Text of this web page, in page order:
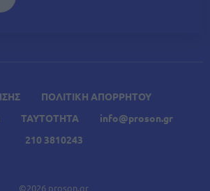
ΠΟΛΙΤΙΚΗ ΑΠΟΡΡΗΤΟΥ
ΤΑΥΤΟΤΗΤΑ
info@proson.gr
210 3810243
©2026 proson.gr